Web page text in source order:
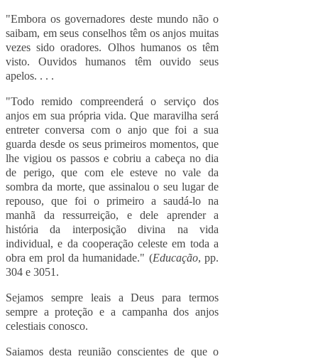
"Embora os governadores deste mundo não o
saibam, em seus conselhos têm os anjos muitas
vezes sido oradores. Olhos humanos os têm
visto. Ouvidos humanos têm ouvido seus
apelos. . . .
"Todo remido compreenderá o serviço dos
anjos em sua própria vida. Que maravilha será
entreter conversa com o anjo que foi a sua
guarda desde os seus primeiros momentos, que
lhe vigiou os passos e cobriu a cabeça no dia
de perigo, que com ele esteve no vale da
sombra da morte, que assinalou o seu lugar de
repouso, que foi o primeiro a saudá-lo na
manhã da ressurreição, e dele aprender a
história da interposição divina na vida
individual, e da cooperação celeste em toda a
obra em prol da humanidade." (Educação, pp.
304 e 3051.
Sejamos sempre leais a Deus para termos
sempre a proteção e a campanha dos anjos
celestiais conosco.
Saiamos desta reunião conscientes de que o